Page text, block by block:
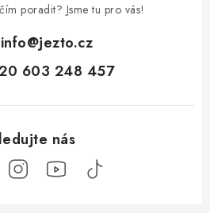
poradit? Jsme tu pro vás!
info@jezto.cz
603 248 457